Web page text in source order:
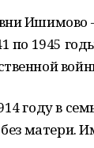
Ишимово
по 1945
году в
матери.